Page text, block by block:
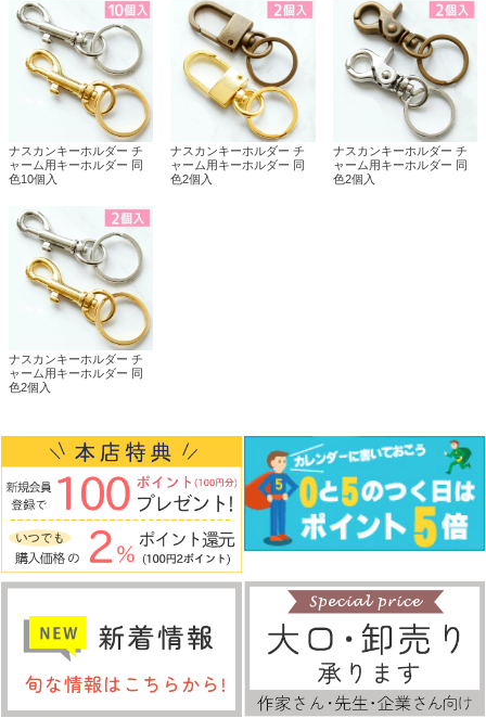
ナスカンキーホルダー チ
ャーム用キーホルダー 同
色10個入
ナスカンキーホルダー チ
ャーム用キーホルダー 同
色2個入
ナスカンキーホルダー チ
ャーム用キーホルダー 同
色2個入
ナスカンキーホルダー チ
ャーム用キーホルダー 同
色2個入